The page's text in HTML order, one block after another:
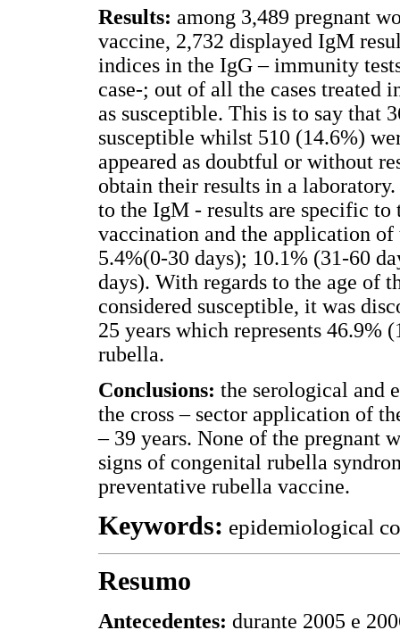
Results: among 3,489 pregnant
vaccine, 2,732 displayed IgM
indices in the IgG – immunity
case-; out of all the cases treated
as susceptible. This is to say that
susceptible whilst 510 (14.6%)
appeared as doubtful or without
obtain their results in a
to the IgM - results are specific to
vaccination and the application
5.4%(0-30 days); 10.1% (31-60
days). With regards to the age of
considered susceptible, it was
25 years which represents 46.9%
rubella.
Conclusions: the serological and
the cross – sector application of
– 39 years. None of the pregnant
signs of congenital rubella
preventative rubella vaccine.
Keywords: epidemiological
Resumo
Antecedentes: durante 2005 e